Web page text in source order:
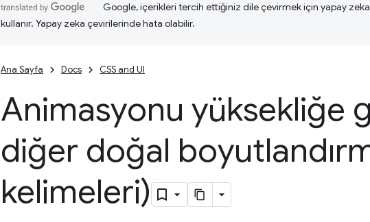
Google, içerikleri tercih ettiğiniz dile çevirmek için yapay
kullanır. Yapay zeka çevirilerinde hata olabilir.
Ana Sayfa Docs CSS and UI
Animasyonu yüksekliğe
diğer doğal
kelimeleri)